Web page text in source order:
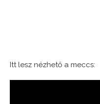
Itt lesz nézhető a meccs: